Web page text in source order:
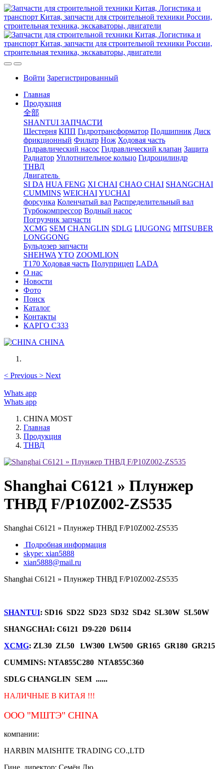
Войти Зарегистрированный
Главная
Продукция
全部
SHANTUI ЗАПЧАСТИ
Шестерня КПП Гидротрансформатор Подшипник Диск
фрикционный Фильтр Нож Ходовая часть
Гидравлический насос Гидравлический клапан Защита
Радиатор Уплотнительное кольцо Гидроцилиндр
ТНВД
Двигатель
SI DA HUA FENG XI CHAI CHAO CHAI SHANGCHAI
CUMMINS WEICHAIYUCHAI
форсунка Коленчатый вал Распределительный вал
Турбокомпрессор Водный насос
Погрузчик запчасти
XCMG SEM CHANGLIN SDLG LIUGONG MITSUBER
LONGGONG
Бульдозер запчасти
SHEHWA YTO ZOOMLION
T170 Ходовая часть Полуприцеп LADA
О нас
Новости
Фото
Поиск
Каталог
Контакты
КАРГО С333
CHINA
< Previous > Next
Whats app
Whats app
CHINA MOST
Главная
Продукция
ТНВД
Shanghai C6121 » Плунжер
ТНВД F/P10Z002-ZS535
Shanghai C6121 » Плунжер ТНВД F/P10Z002-ZS535
Подробная информация
skype: xian5888
xian5888@mail.ru
Shanghai C6121 » Плунжер ТНВД F/P10Z002-ZS535
SHANTUI: SD16 SD22 SD23 SD32 SD42 SL30W SL50W
SHANGCHAI: C6121 D9-220 D6114
XCMG: ZL30 ZL50 LW300 LW500 GR165 GR180 GR215
CUMMINS: NTA855C280 NTA855C360
SDLG CHANGLIN SEM ......
НАЛИЧНЫЕ В КИТАЯ !!!
ООО "МШТЭ" CHINA
компании:
HARBIN MAISHITE TRADING CO.,LTD
Гине. директор: Семён Лю